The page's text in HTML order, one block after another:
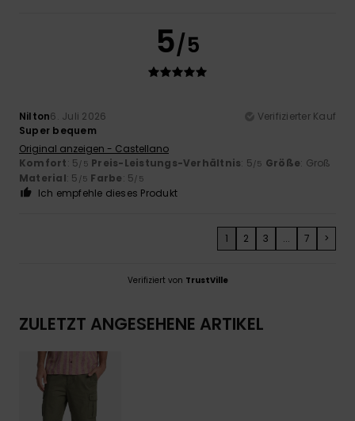
5/5
Nilton6. Juli 2026
Verifizierter Kauf
Super bequem
Original anzeigen - Castellano
Komfort: 5/5 Preis-Leistungs-Verhältnis: 5/5 Größe: Groß
Material: 5 /5 Farbe: 5/5
Ich empfehle dieses Produkt
1 2 3 ... 7 >
Verifiziert von TrustVille
ZULETZT ANGESEHENE ARTIKEL